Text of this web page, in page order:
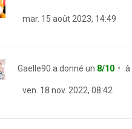
mar. 15 août 2023, 14:49
Gaelle90 a donné un 8/10 à
ven. 18 nov. 2022, 08:42